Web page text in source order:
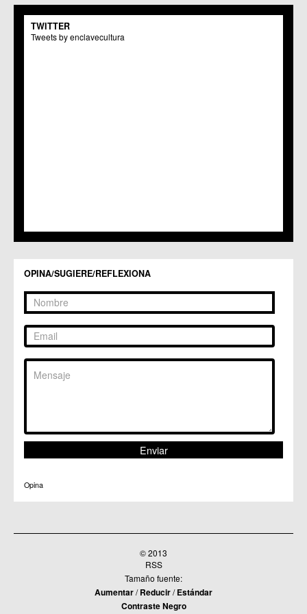
C.M. El Carmen
Centros Culturales
C.C. Puertas de Castilla
C.C. Zarandona
TWITTER
Tweets by enclavecultura
OPINA/SUGIERE/REFLEXIONA
Opina
© 2013
RSS
Tamaño fuente:
Aumentar/Reducir/Estándar
Contraste Negro